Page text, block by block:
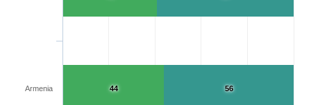
56
44
Armenia